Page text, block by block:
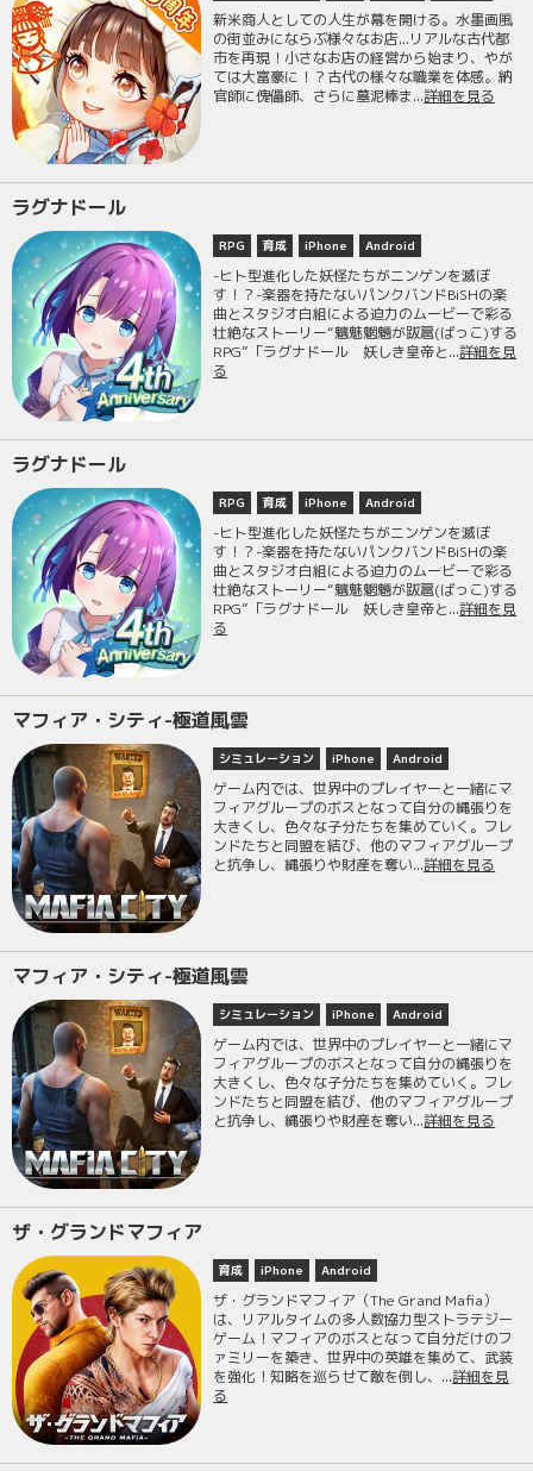
新米商人としての人生が幕を開ける。水墨画風
の街並みにならぶ様々なお店...リアルな古代都
市を再現！小さなお店の経営から始まり、やが
ては大富豪に！？古代の様々な職業を体感。納
官師に傀儡師、さらに墓泥棒ま...詳細を見る
ラグナドール
RPG 育成 iPhone Android
-ヒト型進化した妖怪たちがニンゲンを滅ぼ
す！？-楽器を持たないパンクバンドBiSHの楽
曲とスタジオ白組による迫力のムービーで彩る
壮絶なストーリー“魑魅魍魎が跋扈(ばっこ)する
RPG”「ラグナドール 妖しき皇帝と...詳細を見
る
ラグナドール
RPG 育成 iPhone Android
-ヒト型進化した妖怪たちがニンゲンを滅ぼ
す！？-楽器を持たないパンクバンドBiSHの楽
曲とスタジオ白組による迫力のムービーで彩る
壮絶なストーリー“魑魅魍魎が跋扈(ばっこ)する
RPG”「ラグナドール 妖しき皇帝と...詳細を見
る
マフィア・シティ-極道風雲
シミュレーション iPhone Android
ゲーム内では、世界中のプレイヤーと一緒にマ
フィアグループのボスとなって自分の縄張りを
大きくし、色々な子分たちを集めていく。フレ
ンドたちと同盟を結び、他のマフィアグループ
と抗争し、縄張りや財産を奪い...詳細を見る
マフィア・シティ-極道風雲
シミュレーション iPhone Android
ゲーム内では、世界中のプレイヤーと一緒にマ
フィアグループのボスとなって自分の縄張りを
大きくし、色々な子分たちを集めていく。フレ
ンドたちと同盟を結び、他のマフィアグループ
と抗争し、縄張りや財産を奪い...詳細を見る
ザ・グランドマフィア
育成 iPhone Android
ザ・グランドマフィア（The Grand Mafia）
は、リアルタイムの多人数協力型ストラテジー
ゲーム！マフィアのボスとなって自分だけのフ
ァミリーを築き、世界中の英雄を集めて、武装
を強化！知略を巡らせて敵を倒し、...詳細を見
る